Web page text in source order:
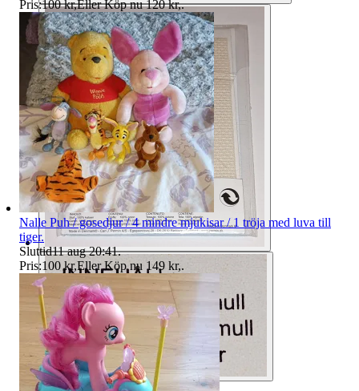
Pris:100 kr,Eller Köp nu 120 kr,.
Nalle Puh / gosedjur / 4 mindre mjukisar / 1 tröja med luva till
tiger.
Sluttid11 aug 20:41.
Pris:100 kr,Eller Köp nu 149 kr,.